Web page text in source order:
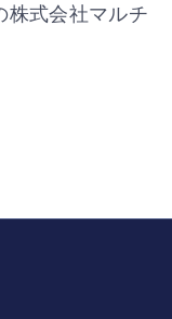
株式会社マルチ